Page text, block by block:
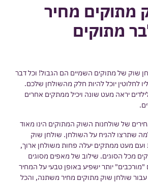
מתוקים מחיר
מתוקים
שוק של מתוקים השמיים הם הגבול! וכל דבר
לחלוטין יוכל להיות חלק מהשולחן שלכם.
יראה מעט שונה ויכיל ממתקים אחרים
של שולחנות השוק המתוקים הינו מאוד
שתרצו להניח על השולחן. שולחן שוק
מעט ממתקים יעלה פחות משולחן ארוך,
מכל הסוגים. שילוב של מאפים מסוגים
"מורכבים" יותר ישפיע באופן טבעי על המחיר
שולחן שוק מתוקים מחיר משתנה, והכל